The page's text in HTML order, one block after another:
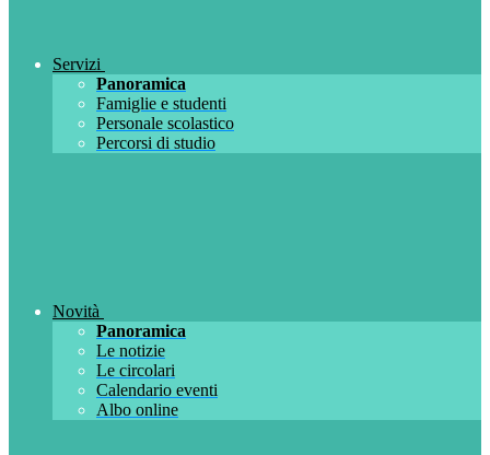
Servizi
Panoramica
Famiglie e studenti
Personale scolastico
Percorsi di studio
Novità
Panoramica
Le notizie
Le circolari
Calendario eventi
Albo online